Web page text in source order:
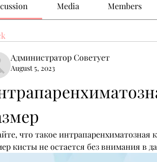
Media Members
Администратор Советует
August 5, 2023
что такое интрапаренхиматозная
кисты не остается без внимания в